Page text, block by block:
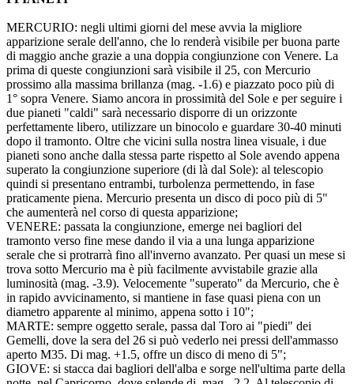
MERCURIO: negli ultimi giorni del mese avvia la migliore
apparizione serale dell'anno, che lo renderà visibile per buona parte
di maggio anche grazie a una doppia congiunzione con Venere. La
prima di queste congiunzioni sarà visibile il 25, con Mercurio
prossimo alla massima brillanza (mag. -1.6) e piazzato poco più di
1° sopra Venere. Siamo ancora in prossimità del Sole e per seguire i
due pianeti "caldi" sarà necessario disporre di un orizzonte
perfettamente libero, utilizzare un binocolo e guardare 30-40 minuti
dopo il tramonto. Oltre che vicini sulla nostra linea visuale, i due
pianeti sono anche dalla stessa parte rispetto al Sole avendo appena
superato la congiunzione superiore (di là dal Sole): al telescopio
quindi si presentano entrambi, turbolenza permettendo, in fase
praticamente piena. Mercurio presenta un disco di poco più di 5"
che aumenterà nel corso di questa apparizione;
VENERE: passata la congiunzione, emerge nei bagliori del
tramonto verso fine mese dando il via a una lunga apparizione
serale che si protrarrà fino all'inverno avanzato. Per quasi un mese si
trova sotto Mercurio ma è più facilmente avvistabile grazie alla
luminosità (mag. -3.9). Velocemente "superato" da Mercurio, che è
in rapido avvicinamento, si mantiene in fase quasi piena con un
diametro apparente al minimo, appena sotto i 10";
MARTE: sempre oggetto serale, passa dal Toro ai "piedi" dei
Gemelli, dove la sera del 26 si può vederlo nei pressi dell'ammasso
aperto M35. Di mag. +1.5, offre un disco di meno di 5";
GIOVE: si stacca dai bagliori dell'alba e sorge nell'ultima parte della